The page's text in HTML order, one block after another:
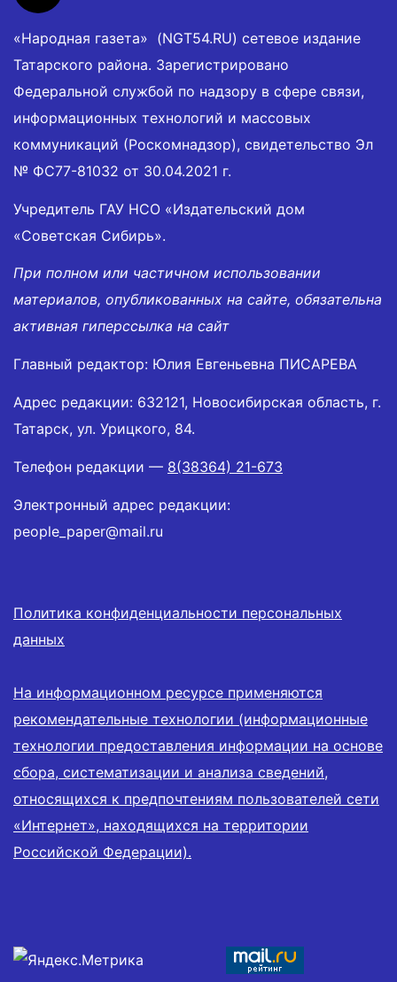
«Народная газета» (NGT54.RU) сетевое издание
Татарского района. Зарегистрировано
Федеральной службой по надзору в сфере связи,
информационных технологий и массовых
коммуникаций (Роскомнадзор), свидетельство Эл
№ ФС77-81032 от 30.04.2021 г.
Учредитель ГАУ НСО «Издательский дом
«Советская Сибирь».
При полном или частичном использовании
материалов, опубликованных на сайте, обязательна
активная гиперссылка на сайт
Главный редактор: Юлия Евгеньевна ПИСАРЕВА
Адрес редакции: 632121, Новосибирская область, г.
Татарск, ул. Урицкого, 84.
Телефон редакции — 8(38364) 21-673
Электронный адрес редакции:
people_paper@mail.ru
Политика конфиденциальности персональных
данных
На информационном ресурсе применяются
рекомендательные технологии (информационные
технологии предоставления информации на основе
сбора, систематизации и анализа сведений,
относящихся к предпочтениям пользователей сети
«Интернет», находящихся на территории
Российской Федерации).